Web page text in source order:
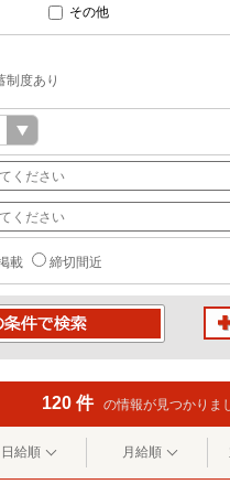
その他
制度あり
載 締切間近
120 件 の情報が見つかりま
日給順 月給順